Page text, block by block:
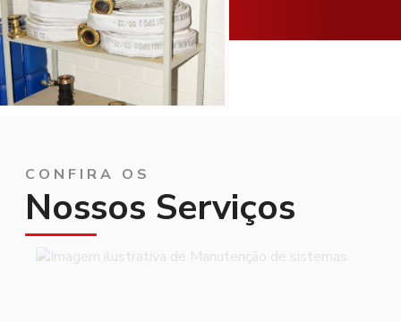
CONFIRA OS
Nossos Serviços